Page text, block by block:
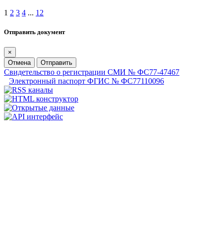
1 2 3 4 ... 12
Отправить документ
×
Отмена
Отправить
Свидетельство о регистрации СМИ № ФС77-47467
Электронный паспорт ФГИС № ФС77110096